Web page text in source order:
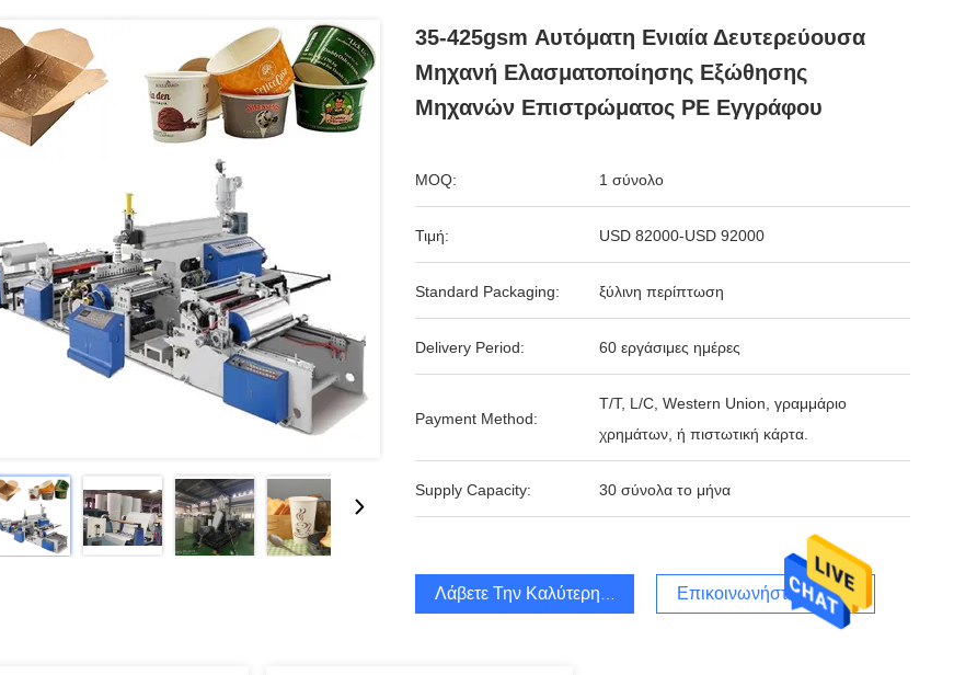
35-425gsm Αυτόματη Ενιαία Δευτερεύουσα
Μηχανή Ελασματοποίησης Εξώθησης
Μηχανών Επιστρώματος PE Εγγράφου
MOQ: 1 σύνολο
Τιμή: USD 82000-USD 92000
Standard Packaging: ξύλινη περίπτωση
Delivery Period: 60 εργάσιμες ημέρες
Payment Method:
T/T, L/C, Western Union, γραμμάριο
χρημάτων, ή πιστωτική κάρτα.
Supply Capacity: 30 σύνολα το μήνα
Λάβετε Την Καλύτερη Τιμή Επικοινωνήστε Μαζί Μας